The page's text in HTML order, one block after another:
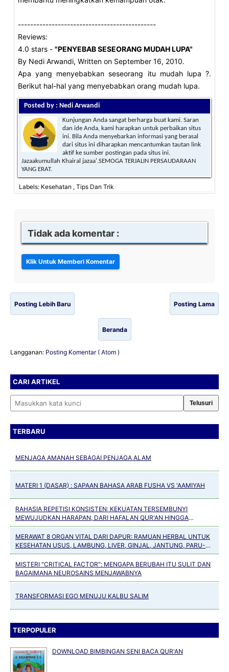
---------------------------------------------
Reviews:
4.0 stars - "PENYEBAB SESEORANG MUDAH LUPA"
By Nedi Arwandi, Written on September 16, 2010.
Apa yang menyebabkan seseorang itu mudah lupa ?.
Berikut hal-hal yang menyebabkan orang mudah lupa.
Posted by : Nedi Arwandi
Kunjungan Anda sangat berharga buat kami. Saran
dan ide Anda, kami harapkan untuk perbaikan situs
ini. Bila Anda menyebarkan informasi yang berasal
dari situs ini diharapkan mencantumkan tautan link
aktif ke sumber postingan pada situs ini.
Jazaakumullah Khairal jazaa'.SEMOGA TERJALIN PERSAUDARAAN
YANG ERAT.
Labels: Kesehatan , Tips Dan Trik
Tidak ada komentar :
Posting Lebih Baru Posting Lama
Beranda
Langganan: Posting Komentar ( Atom )
CARI ARTIKEL
TERBARU
MENJAGA AMANAH SEBAGAI PENJAGA ALAM
MATERI 1 (DASAR) : SAPAAN BAHASA ARAB FUSHA VS 'AAMIYAH
RAHASIA REPETISI KONSISTEN: KEKUATAN TERSEMBUNYI
MEWUJUDKAN HARAPAN, DARI HAFALAN QUR'AN HINGGA
KEBIASAAN POSITIF
MERAWAT 8 ORGAN VITAL DARI DAPUR: RAMUAN HERBAL UNTUK
KESEHATAN USUS, LAMBUNG, LIVER, GINJAL, JANTUNG, PARU-
PARU, PANKREAS DAN TULANG
MISTERI "CRITICAL FACTOR": MENGAPA BERUBAH ITU SULIT DAN
BAGAIMANA NEUROSAINS MENJAWABNYA
TRANSFORMASI EGO MENUJU KALBU SALIM
TERPOPULER
DOWNLOAD BIMBINGAN SENI BACA QUR'AN